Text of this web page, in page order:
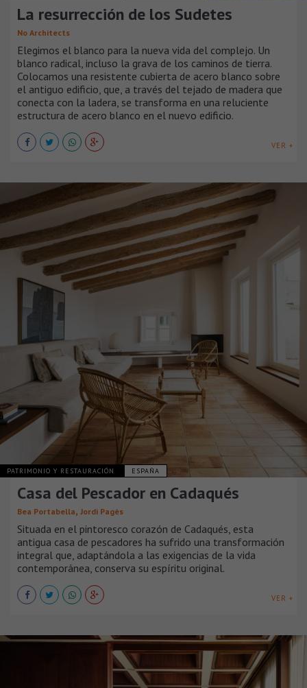
La resurrección de los Sudetes
No Architects
Elegimos el blanco para la nueva vida del complejo. Un
blanco radical, incluso la grava de los caminos de tierra.
Colocamos una resistente cubierta de acero blanco sobre
el antiguo edificio, que, a través del tejado de madera que
conecta con la ladera, se transforma en una reluciente
estructura de acero blanco en el nuevo edificio.
VER +
PATRIMONIO Y RESTAURACIÓN ESPAÑA
Casa del Pescador en Cadaqués
Bea Portabella, Jordi Pagès
Situada en el pintoresco corazón de Cadaqués, esta
antigua casa de pescadores ha sufrido una transformación
integral que, adaptándola a las exigencias de la vida
contemporánea, conserva su espíritu original.
VER +